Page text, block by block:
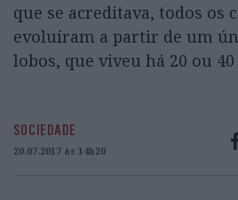
que se acreditava, todos os
evoluíram a partir de um
lobos, que viveu há 20 ou
SOCIEDADE
20.07.2017 às 14h20